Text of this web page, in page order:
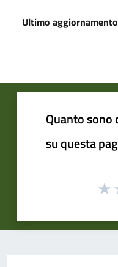
Ultimo aggiornamento
Quanto
su questa